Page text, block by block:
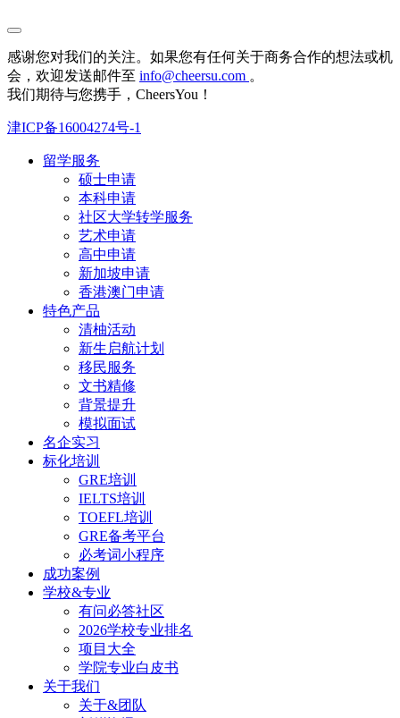
感谢您对我们的关注。如果您有任何关于商务合作的想法或机
会，欢迎发送邮件至 info@cheersu.com 。
我们期待与您携手，CheersYou！
津ICP备16004274号-1
留学服务
硕士申请
本科申请
社区大学转学服务
艺术申请
高中申请
新加坡申请
香港澳门申请
特色产品
清柚活动
新生启航计划
移民服务
文书精修
背景提升
模拟面试
名企实习
标化培训
GRE培训
IELTS培训
TOEFL培训
GRE备考平台
必考词小程序
成功案例
学校&专业
有问必答社区
2026学校专业排名
项目大全
学院专业白皮书
关于我们
关于&团队